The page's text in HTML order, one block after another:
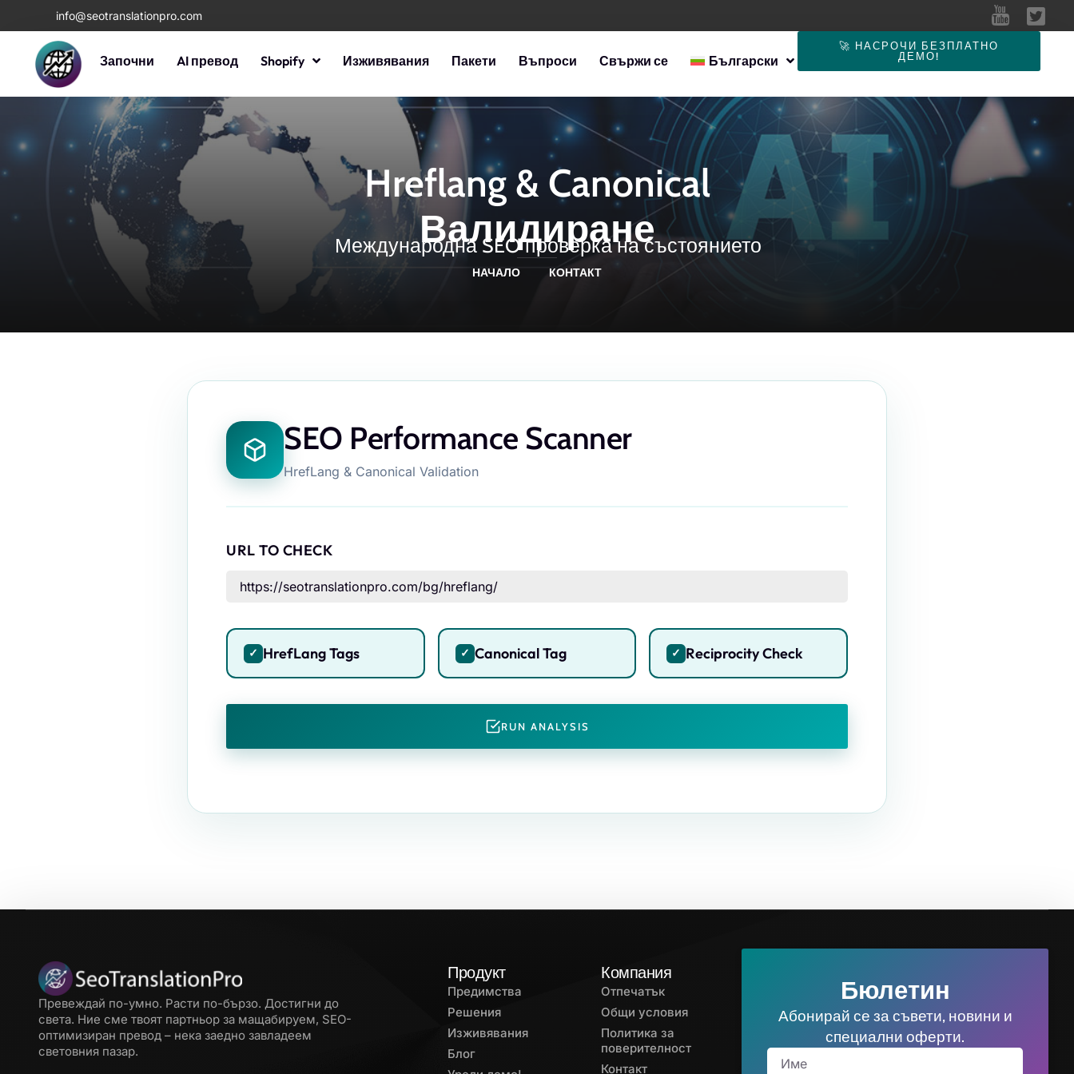
info@seotranslationpro.com
Започни AI превод Shopify Изживявания Пакети Въпроси Свържи се Български
🚀 НАСРОЧИ БЕЗПЛАТНО
ДЕМО!
Hreflang & Canonical
Валидиране
Международна SEO проверка на състоянието
НАЧАЛО КОНТАКТ
SEO Performance Scanner
HrefLang & Canonical Validation
URL TO CHECK
HrefLang Tags Canonical Tag Reciprocity Check
RUN ANALYSIS
Превеждай по-умно. Расти по-бързо. Достигни до
света. Ние сме твоят партньор за мащабируем, SEO-
оптимизиран превод – нека заедно завладеем
световния пазар.
Продукт
Предимства
Решения
Изживявания
Блог
Компания
Отпечатък
Общи условия
Политика за
поверителност
Контакт
Бюлетин
Абонирай се за съвети, новини и
специални оферти.